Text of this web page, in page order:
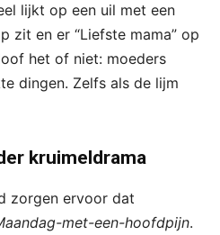
lijkt op een uil met een
zit en er “Liefste mama” op
het of niet: moeders
dingen. Zelfs als de lijm
kruimeldrama
zorgen ervoor dat
met-een-hoofdpijn.